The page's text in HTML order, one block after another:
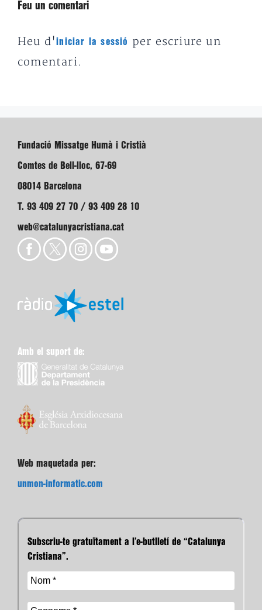
Feu un comentari
Heu d'iniciar la sessió
per escriure un
comentari.
Fundació Missatge Humà i Cristià
Comtes de Bell-lloc, 67-69
08014 Barcelona
T. 93 409 27 70 / 93 409 28 10
web@catalunyacristiana.cat
Amb el suport de:
Web maquetada per:
unmon-informatic.com
Subscriu-te gratuïtament a l’e-butlletí de “Catalunya
Cristiana”.